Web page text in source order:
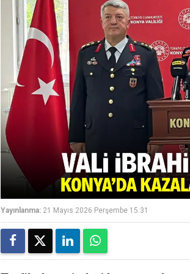
Yayınlanma: 21 Mayıs 2026 Perşembe 15:31